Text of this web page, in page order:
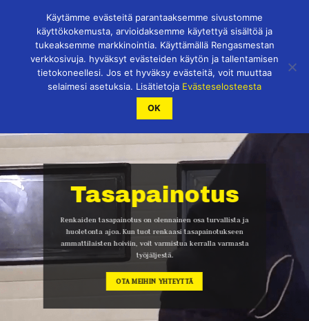
Tasapainotus
Renkaiden tasapainotus on olennainen osa turvallista ja
huoletonta ajoa. Kun tuot renkaasi tasapainotukseen
ammattilaisten hoiviin, voit varmistua kerralla varmasta
työjäljestä.
OTA MEIHIN YHTEYTTÄ
Käytämme evästeitä parantaaksemme sivustomme
käyttökokemusta, arvioidaksemme käytettyä sisältöä ja
tukeaksemme markkinointia. Käyttämällä Rengasmestan
verkkosivuja. hyväksyt evästeiden käytön ja tallentamisen
tietokoneellesi. Jos et hyväksy evästeitä, voit muuttaa
selaimesi asetuksia. Lisätietoja Evästeselosteesta
OK